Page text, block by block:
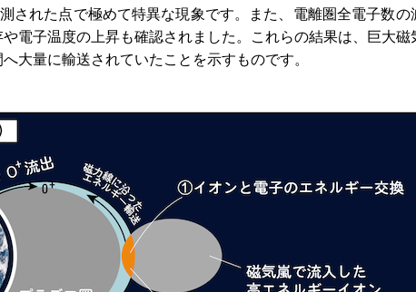
された点で極めて特異な現象です。また、電離圏全電子数の
電子温度の上昇も確認されました。これらの結果は、巨大磁
大量に輸送されていたことを示すものです。